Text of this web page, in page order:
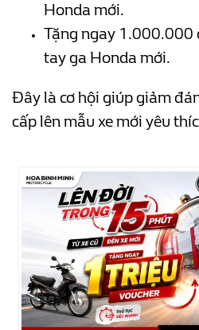
Honda mới.
Tặng ngay 1.000.000
tay ga Honda mới.
Đây là cơ hội giúp giảm
cấp lên mẫu xe mới yêu